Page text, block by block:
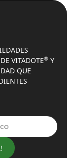
VITADOTE® Y
QUE
!